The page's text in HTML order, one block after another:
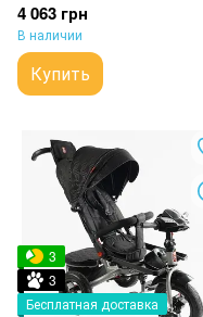
4 063 грн
В наличии
Купить
3
3
Бесплатная доставка